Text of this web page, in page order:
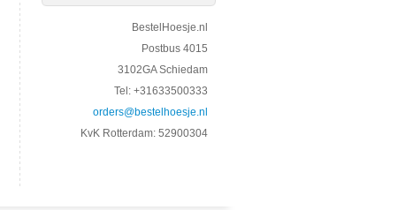
BestelHoesje.nl
Postbus 4015
3102GA Schiedam
Tel: +31633500333
orders@bestelhoesje.nl
KvK Rotterdam: 52900304